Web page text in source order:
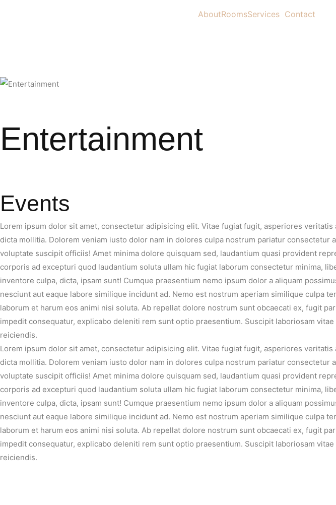
AboutRoomsServices Contact
Entertainment
Events
Lorem ipsum dolor sit amet, consectetur adipisicing elit. Vitae fugiat fugit, asperiores
dicta mollitia. Dolorem veniam iusto dolor nam in dolores culpa nostrum pariatur
voluptate suscipit officiis! Amet minima dolore quisquam sed, laudantium quasi provident
corporis ad excepturi quod laudantium soluta ullam hic fugiat laborum consectetur minima,
inventore culpa, dicta, ipsam sunt! Cumque praesentium nemo ipsum dolor a aliquam
nesciunt aut eaque labore similique incidunt ad. Nemo est nostrum aperiam similique culpa
laborum et harum eos animi nisi soluta. Ab repellat dolore nostrum sunt obcaecati ex, fugit
impedit consequatur, explicabo deleniti rem sunt optio praesentium. Suscipit laboriosam
reiciendis.
Lorem ipsum dolor sit amet, consectetur adipisicing elit. Vitae fugiat fugit, asperiores
dicta mollitia. Dolorem veniam iusto dolor nam in dolores culpa nostrum pariatur
voluptate suscipit officiis! Amet minima dolore quisquam sed, laudantium quasi provident
corporis ad excepturi quod laudantium soluta ullam hic fugiat laborum consectetur minima,
inventore culpa, dicta, ipsam sunt! Cumque praesentium nemo ipsum dolor a aliquam
nesciunt aut eaque labore similique incidunt ad. Nemo est nostrum aperiam similique culpa
laborum et harum eos animi nisi soluta. Ab repellat dolore nostrum sunt obcaecati ex, fugit
impedit consequatur, explicabo deleniti rem sunt optio praesentium. Suscipit laboriosam
reiciendis.